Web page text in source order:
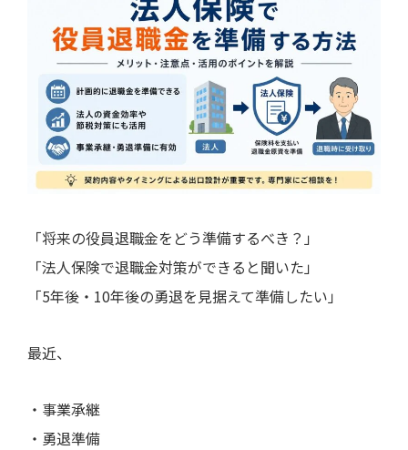
「将来の役員退職金をどう準備するべき？」
「法人保険で退職金対策ができると聞いた」
「5年後・10年後の勇退を見据えて準備したい」
最近、
・事業承継
・勇退準備